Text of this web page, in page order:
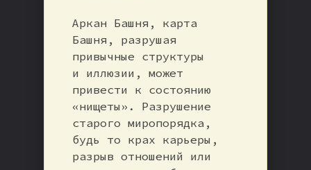
Аркан Башня, карта
Башня, разрушая
привычные структуры
и иллюзии, может
привести к состоянию
«нищеты». Разрушение
старого миропорядка,
будь то крах карьеры,
разрыв отношений или